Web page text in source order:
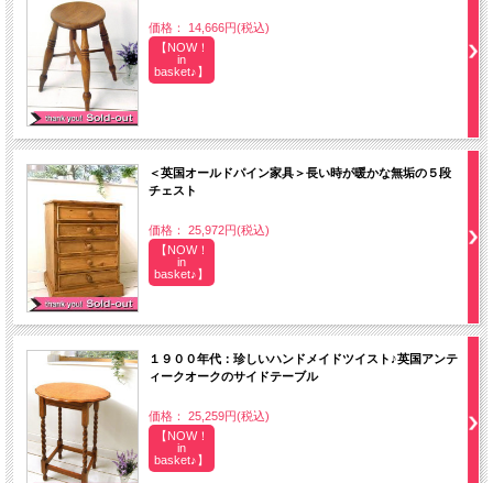
価格： 14,666円(税込)
【NOW！
in
basket♪】
＜英国オールドパイン家具＞長い時が暖かな無垢の５段
チェスト
価格： 25,972円(税込)
【NOW！
in
basket♪】
１９００年代：珍しいハンドメイドツイスト♪英国アンテ
ィークオークのサイドテーブル
価格： 25,259円(税込)
【NOW！
in
basket♪】